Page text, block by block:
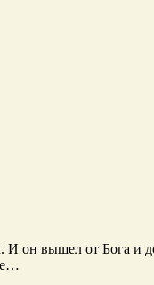
вышел от Бога и